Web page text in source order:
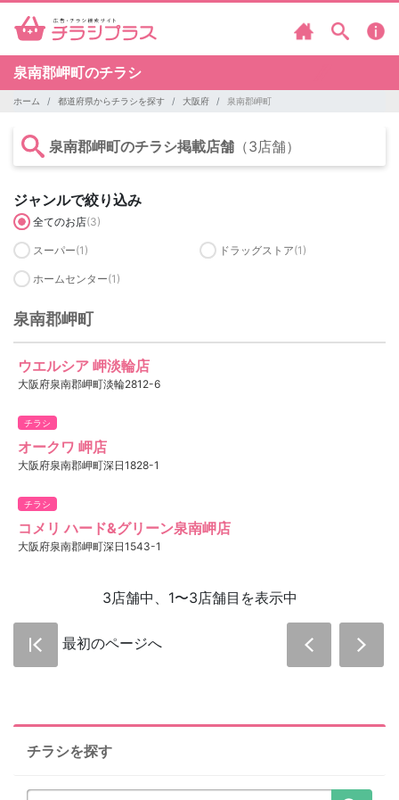
泉南郡岬町のチラシ
ホーム 都道府県からチラシを探す 大阪府 泉南郡岬町
泉南郡岬町のチラシ掲載店舗 （3店舗）
ジャンルで絞り込み
全てのお店(3)
スーパー(1) ドラッグストア(1)
ホームセンター(1)
泉南郡岬町
ウエルシア 岬淡輪店
大阪府泉南郡岬町淡輪2812-6
チラシ
オークワ 岬店
大阪府泉南郡岬町深日1828-1
チラシ
コメリ ハード&グリーン泉南岬店
大阪府泉南郡岬町深日1543-1
3店舗中、1〜3店舗目を表示中
最初のページへ
チラシを探す